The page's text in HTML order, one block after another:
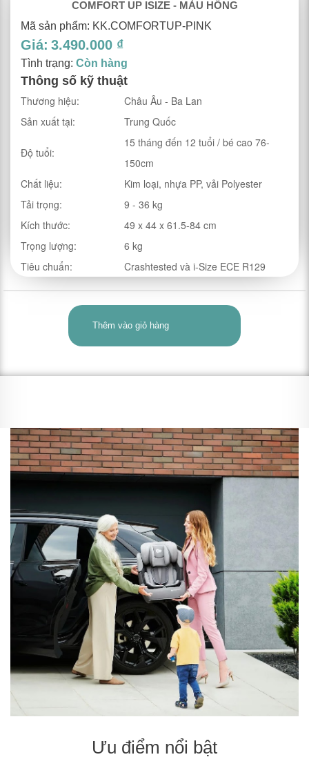
COMFORT UP ISIZE - MÀU HỒNG
Mã sản phẩm: KK.COMFORTUP-PINK
Giá: 3.490.000 ₫
Tình trạng: Còn hàng
Thông số kỹ thuật
Thương hiệu:
Châu Âu - Ba Lan
Sản xuất tại:
Trung Quốc
Độ tuổi:
15 tháng đến 12 tuổi / bé cao 76-
150cm
Chất liệu:
Kim loại, nhựa PP, vải Polyester
Tải trọng:
9 - 36 kg
Kích thước:
49 x 44 x 61.5-84 cm
Trọng lượng:
6 kg
Tiêu chuẩn:
Crashtested và i-Size ECE R129
Thêm vào giỏ hàng
Ưu điểm nổi bật